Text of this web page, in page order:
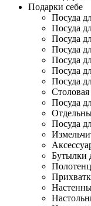
Подарки себе
Посуда
Посуда
Посуда
Посуда
Посуда
Посуда
Посуда
Столовая
Посуда
Посуда
Бутылки